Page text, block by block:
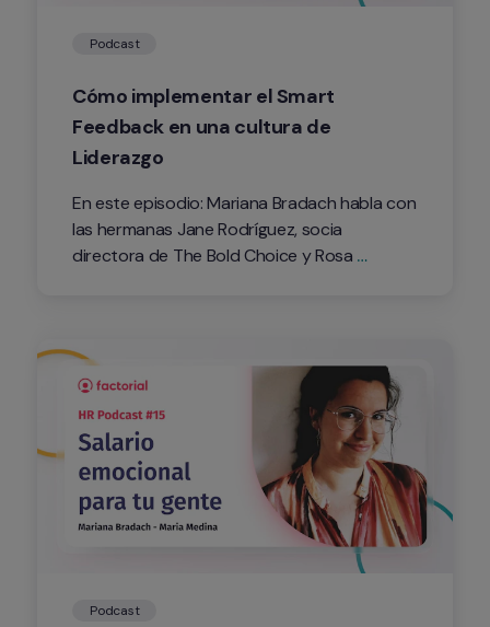
Podcast
Cómo implementar el Smart
Feedback en una cultura de
Liderazgo
En este episodio: Mariana Bradach habla con
las hermanas Jane Rodríguez, socia
directora de The Bold Choice y Rosa
Podcast